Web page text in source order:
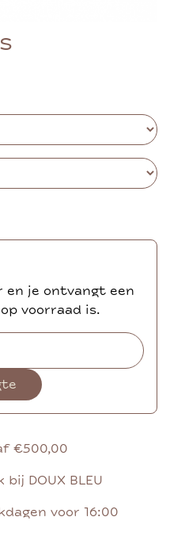
en je ontvangt een
voorraad is.
€500,00
DOUX BLEU
voor 16:00